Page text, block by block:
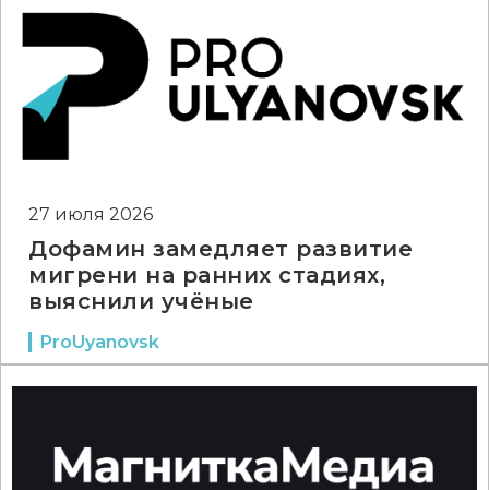
27 июля 2026
Дофамин замедляет развитие
мигрени на ранних стадиях,
выяснили учёные
ProUyanovsk